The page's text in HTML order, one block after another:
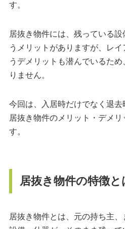
す。
居抜き物件には、残っている
うメリットがありますが、レ
うデメリットも潜んでいるた
りません。
今回は、入居時だけでなく退去
居抜き物件のメリット・デメリ
す。
居抜き物件の特徴と
居抜き物件とは、元の持ち主